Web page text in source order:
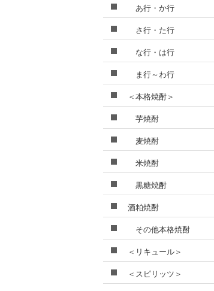
あ行・か行
さ行・た行
な行・は行
ま行～わ行
＜本格焼酎＞
芋焼酎
麦焼酎
米焼酎
黒糖焼酎
酒粕焼酎
その他本格焼酎
＜リキュール＞
＜スピリッツ＞